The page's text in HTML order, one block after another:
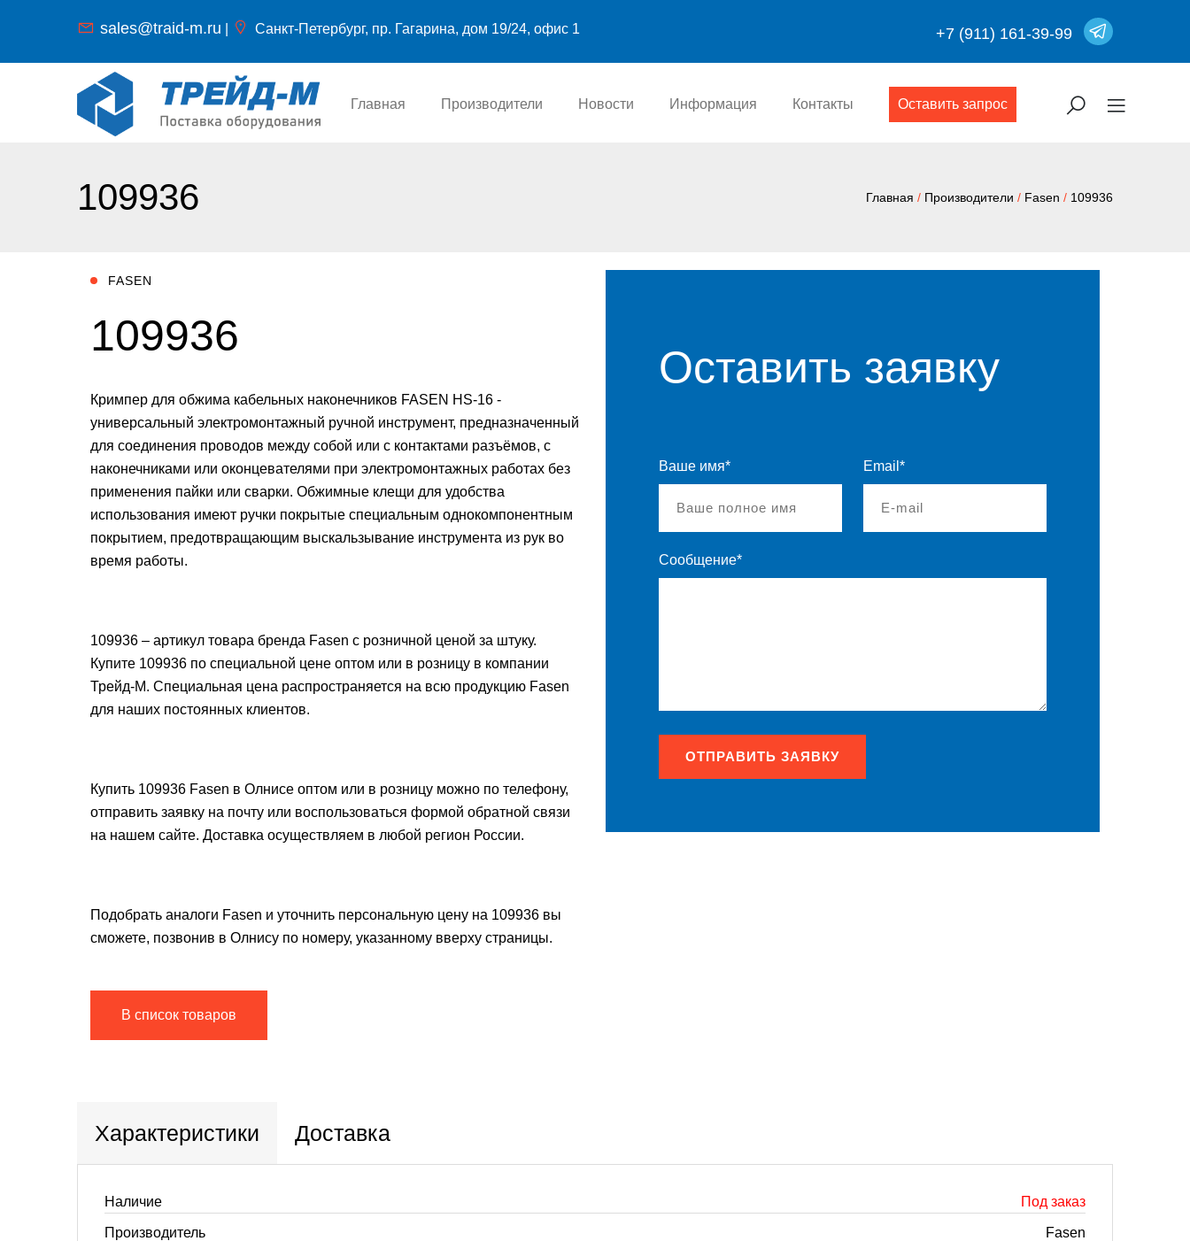
sales@traid-m.ru Санкт-Петербург, пр. Гагарина, дом 19/24, офис 1 +7 (911) 161-39-99
Главная Производители Новости Информация Контакты Оставить запрос
109936 Главная / Производители / Fasen / 109936
FASEN
109936
Кримпер для обжима кабельных наконечников FASEN HS-16 -
универсальный электромонтажный ручной инструмент, предназначенный
для соединения проводов между собой или с контактами разъёмов, с
наконечниками или оконцевателями при электромонтажных работах без
применения пайки или сварки. Обжимные клещи для удобства
использования имеют ручки покрытые специальным однокомпонентным
покрытием, предотвращающим выскальзывание инструмента из рук во
время работы.
109936 – артикул товара бренда Fasen с розничной ценой за штуку.
Купите 109936 по специальной цене оптом или в розницу в компании
Трейд-М. Специальная цена распространяется на всю продукцию Fasen
для наших постоянных клиентов.
Купить 109936 Fasen в Олнисе оптом или в розницу можно по телефону,
отправить заявку на почту или воспользоваться формой обратной связи
на нашем сайте. Доставка осуществляем в любой регион России.
Подобрать аналоги Fasen и уточнить персональную цену на 109936 вы
сможете, позвонив в Олнису по номеру, указанному вверху страницы.
В список товаров
Оставить заявку
Ваше имя* Email*
Сообщение*
ОТПРАВИТЬ ЗАЯВКУ
Характеристики Доставка
Наличие Под заказ
Производитель Fasen